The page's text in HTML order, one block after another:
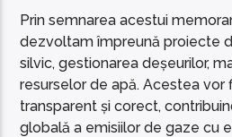
Prin semnarea acestui
dezvoltam împreună proiecte
silvic, gestionarea deșeurilor,
resurselor de apă. Acestea
transparent și corect,
globală a emisiilor de gaze cu